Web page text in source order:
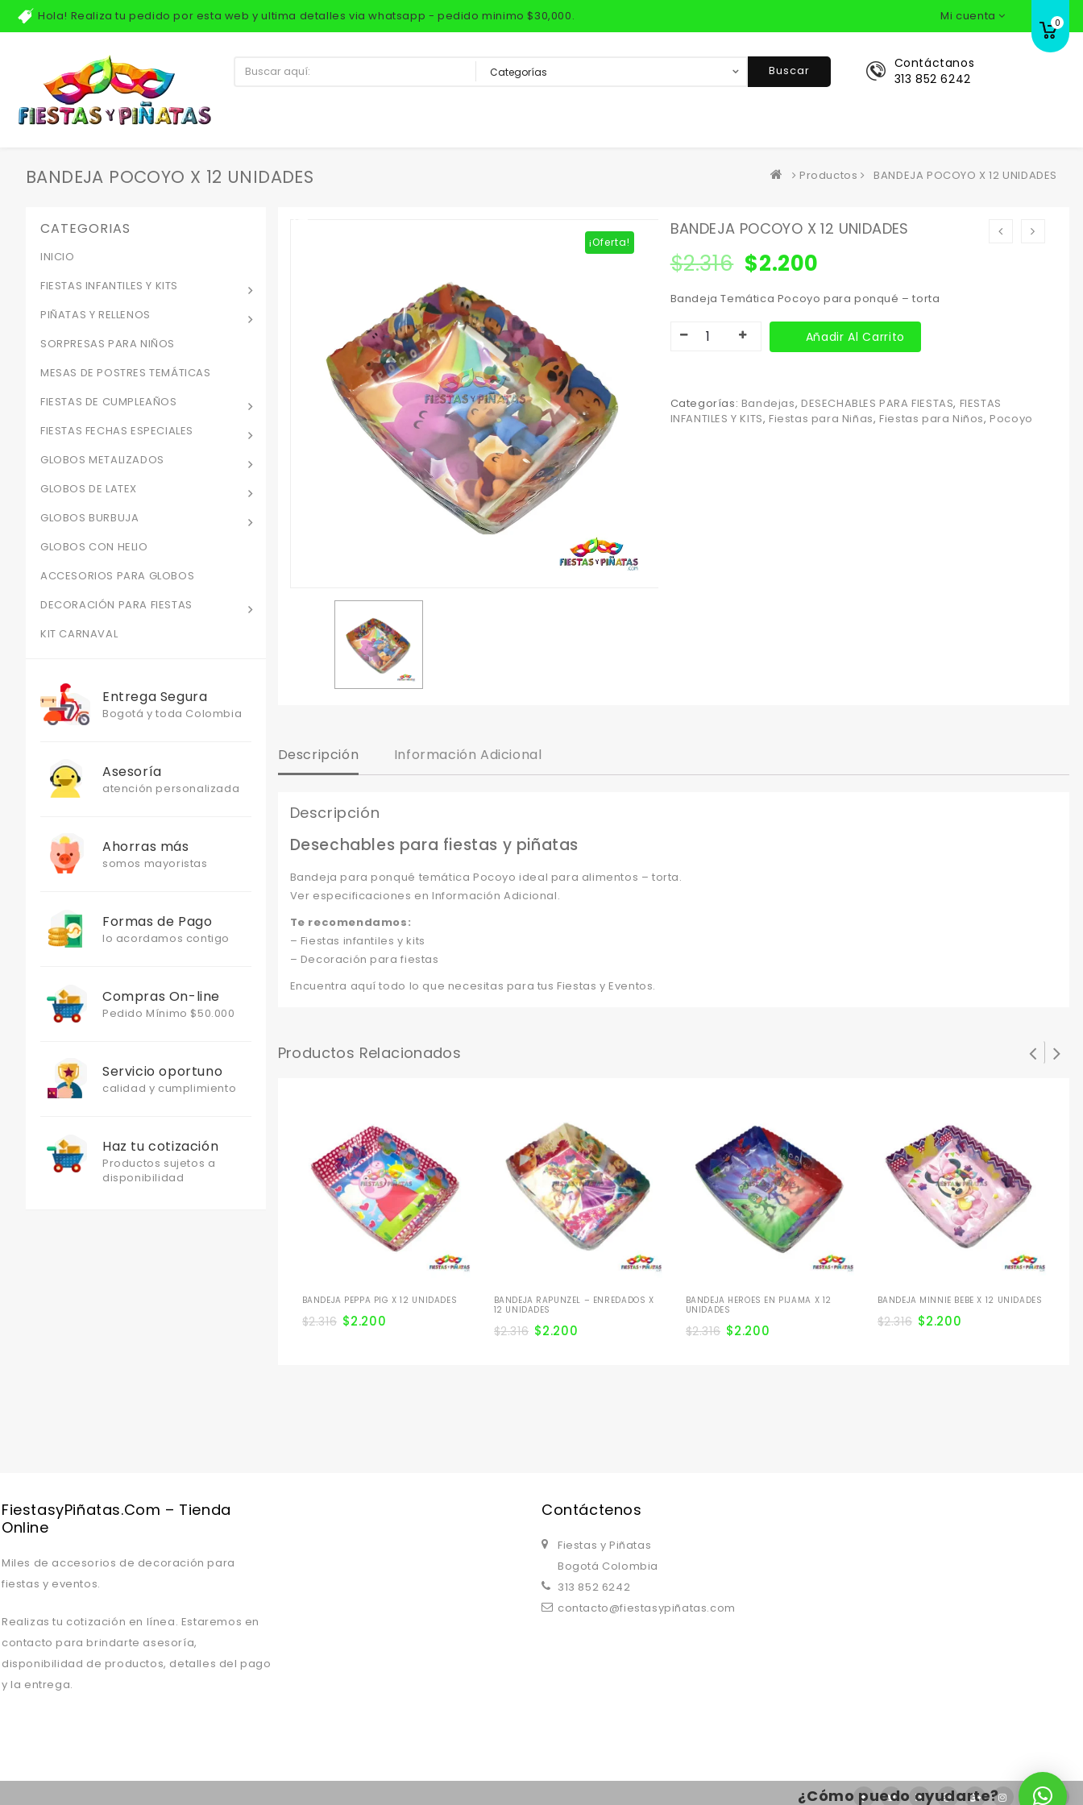
Hola! Realiza tu pedido por esta web y ultima detalles via whatsapp - pedido minimo $30,000. Mi cuenta 0
Contáctanos
313 852 6242
Buscar
BANDEJA POCOYO X 12 UNIDADES Productos BANDEJA POCOYO X 12 UNIDADES
¡Oferta!
BANDEJA POCOYO X 12 UNIDADES
$2.316 $2.200
Bandeja Temática Pocoyo para ponqué – torta
Añadir Al Carrito
Categorías: Bandejas, DESECHABLES PARA FIESTAS, FIESTAS
INFANTILES Y KITS, Fiestas para Niñas, Fiestas para Niños, Pocoyo
Descripción Información Adicional
Descripción
Desechables para fiestas y piñatas
Bandeja para ponqué temática Pocoyo ideal para alimentos – torta.
Ver especificaciones en Información Adicional.
Te recomendamos:
– Fiestas infantiles y kits
– Decoración para fiestas
Encuentra aquí todo lo que necesitas para tus Fiestas y Eventos.
Productos Relacionados
BANDEJA PEPPA PIG X 12 UNIDADES
$2.316 $2.200
BANDEJA RAPUNZEL – ENREDADOS X
12 UNIDADES
$2.316 $2.200
BANDEJA HEROES EN PIJAMA X 12
UNIDADES
$2.316 $2.200
BANDEJA MINNIE BEBE X 12 UNIDADES
$2.316 $2.200
CATEGORIAS
INICIO
FIESTAS INFANTILES Y KITS
PIÑATAS Y RELLENOS
SORPRESAS PARA NIÑOS
MESAS DE POSTRES TEMÁTICAS
FIESTAS DE CUMPLEAÑOS
FIESTAS FECHAS ESPECIALES
GLOBOS METALIZADOS
GLOBOS DE LATEX
GLOBOS BURBUJA
GLOBOS CON HELIO
ACCESORIOS PARA GLOBOS
DECORACIÓN PARA FIESTAS
KIT CARNAVAL
Entrega Segura
Bogotá y toda Colombia
Asesoría
atención personalizada
Ahorras más
somos mayoristas
Formas de Pago
lo acordamos contigo
Compras On-line
Pedido Mínimo $50.000
Servicio oportuno
calidad y cumplimiento
Haz tu cotización
Productos sujetos a
disponibilidad
FiestasyPiñatas.com – Tienda
Online
Miles de accesorios de decoración para
fiestas y eventos.
Realizas tu cotización en línea. Estaremos en
contacto para brindarte asesoría,
disponibilidad de productos, detalles del pago
y la entrega.
Contáctenos
Fiestas y Piñatas
Bogotá Colombia
313 852 6242
contacto@fiestasypiñatas.com
¿Cómo puedo ayudarte?